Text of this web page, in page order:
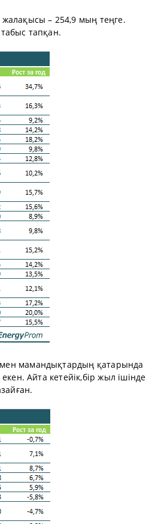
– 254,9 мың теңге.
тапқан.
мамандықтардың қатарында
Айта кетейік,бір жыл ішінде